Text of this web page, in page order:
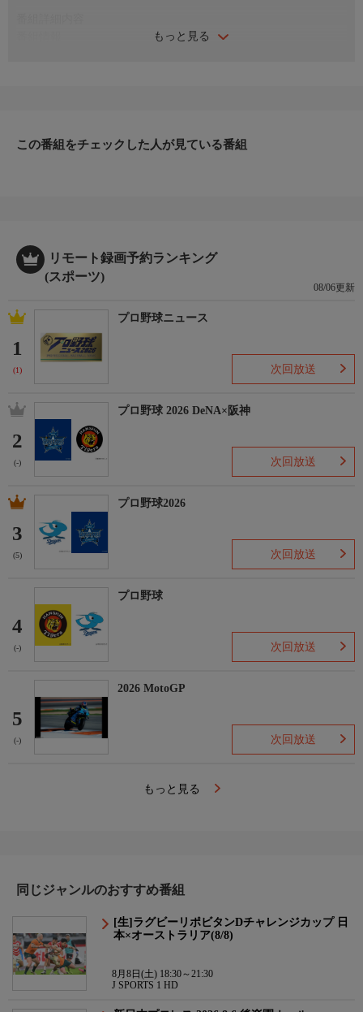
もっと見る
この番組をチェックした人が見ている番組
リモート録画予約ランキング
(スポーツ)
08/06更新
1
(1)
プロ野球ニュース
次回放送
2
(-)
プロ野球 2026 DeNA×阪神
次回放送
3
(5)
プロ野球2026
次回放送
4
(-)
プロ野球
次回放送
5
(-)
2026 MotoGP
次回放送
もっと見る
同じジャンルのおすすめ番組
[生]ラグビーリポビタンDチャレンジカップ 日
本×オーストラリア(8/8)
8月8日(土) 18:30～21:30
J SPORTS 1 HD